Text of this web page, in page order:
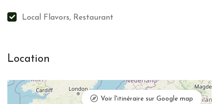
Local Flavors, Restaurant
Location
Voir l'itinéraire sur Google map